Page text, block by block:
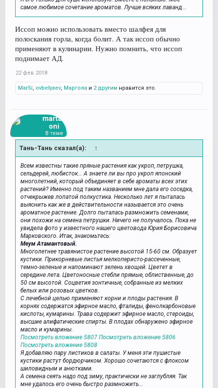
самое любимое сочетание ароматов. Лучше всяких лаванд...
Иссоп можно использовать вместо шалфея для
полоскания горла, когда болит. А так иссоп обычно
применяют в кулинарии. Нужно помнить, что иссоп
поднимает АД.
22 фев 2018
MarSi, ovbelyaev, Маргола и 2 другим нравится это.
martag
oni
В теме
Тань-Тань сказал(а): ↑
Всем известны такие пряные растения как укроп, петрушка,
сельдерей, любисток... А знаете ли вы про укроп японский
многолетний, который объединяет в себе ароматы всех этих
растений? Именно под таким названием мне дала его соседка,
отчекрыжев лопатой полкустика. Несколько лет я пыталась
выяснить как же в действительности называется это очень
ароматное растение. Долго пыталась размножить семенами,
они похожи на семена петрушки. Ничего не получалось. Пока не
увидела фото у известного нашего цветовода Юрия Борисовича
Марковского. Итак, знакомьтесь:
Меум Атамантовый.
Многолетнее травянистое растение высотой 15-60 см. Образует
кустики. Прикорневые листья мелкоперисто-рассеченные,
темно-зеленые и напоминают зелень хвощей. Цветет в
середине лета. Цветоносные стебли прямые, облиственные, до
50 см высотой. Соцветия зонтичные, собранные из мелких
белых или розовых цветков.
С лечебной целью применяют корни и плоды растения. В
корнях содержатся эфирное масло, фталиды, фенолкарбоновые
кислоты, кумарины. Трава содержит эфирное масло, стероиды,
высшие алифатические спирты. В плодах обнаружено эфирное
масло и кумарины.
Посмотреть вложение 5807 Посмотреть вложение 5806
Посмотреть вложение 5808
Я добавляю пару листиков в салаты. У меня эти пушистые
кустики растут бордюрчиком. Хорошо сочетаются с флоксом
шиловидным и анютками.
А семена сеять надо под зиму, практически не заглубляя. Так
мне удалось его очень быстро размножить...